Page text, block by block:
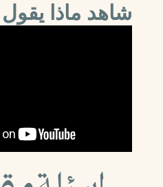
شاهد ماذا يقول